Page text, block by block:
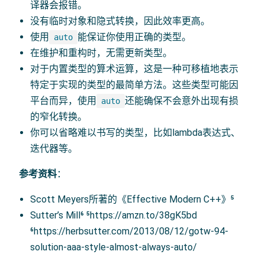
译器会报错。
没有临时对象和隐式转换，因此效率更高。
使用
auto 能保证你使用正确的类型。
在维护和重构时，无需更新类型。
对于内置类型的算术运算，这是一种可移植地表示
特定于实现的类型的最简单方法。这些类型可能因
平台而异，使用
auto 还能确保不会意外出现有损
的窄化转换。
你可以省略难以书写的类型，比如lambda表达式、
迭代器等。
参考资料：
Scott Meyers所著的《Effective Modern C++》⁵
Sutter’s Mill⁶ ⁵https://amzn.to/38gK5bd
⁶https://herbsutter.com/2013/08/12/gotw-94-
solution-aaa-style-almost-always-auto/